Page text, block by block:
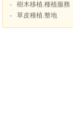
‧
樹木移植.種植服務
‧
草皮種植.整地